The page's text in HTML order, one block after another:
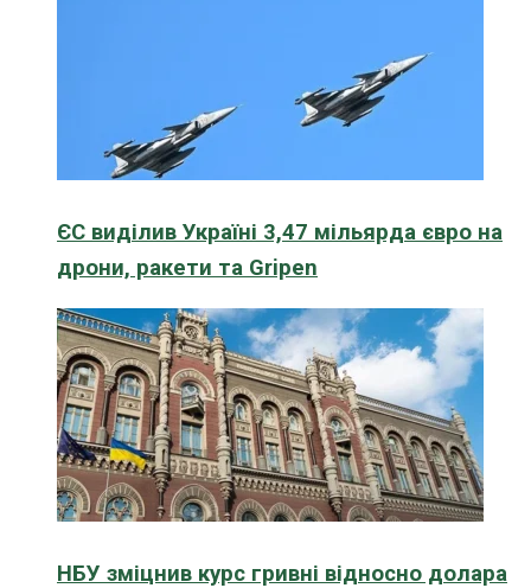
ЄС виділив Україні 3,47 мільярда євро на
дрони, ракети та Gripen
НБУ зміцнив курс гривні відносно долара